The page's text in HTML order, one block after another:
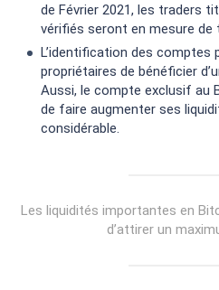
de Février 2021, les traders
vérifiés seront en mesure de
L’identification des comptes
propriétaires de bénéficier
Aussi, le compte exclusif au
de faire augmenter ses
considérable.
Les liquidités importantes en
d’attirer un